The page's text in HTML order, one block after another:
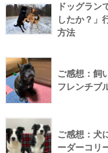
ドッグラン
したか？」
方法
ご感想：飼
フレンチブ
ご感想：犬
ーダーコリ